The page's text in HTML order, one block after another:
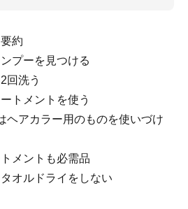
約
プーを見つける
回洗う
トメントを使う
ヘアカラー用のものを使いづけ
メントも必需品
オルドライをしない